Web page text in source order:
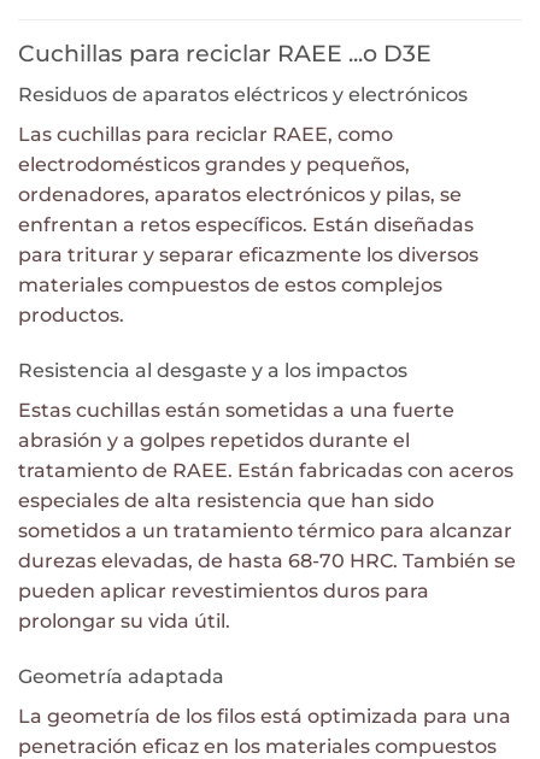
Cuchillas para reciclar RAEE ...o D3E
Residuos de aparatos eléctricos y electrónicos
Las cuchillas para reciclar RAEE, como
electrodomésticos grandes y pequeños,
ordenadores, aparatos electrónicos y pilas, se
enfrentan a retos específicos. Están diseñadas
para triturar y separar eficazmente los diversos
materiales compuestos de estos complejos
productos.
Resistencia al desgaste y a los impactos
Estas cuchillas están sometidas a una fuerte
abrasión y a golpes repetidos durante el
tratamiento de RAEE. Están fabricadas con aceros
especiales de alta resistencia que han sido
sometidos a un tratamiento térmico para alcanzar
durezas elevadas, de hasta 68-70 HRC. También se
pueden aplicar revestimientos duros para
prolongar su vida útil.
Geometría adaptada
La geometría de los filos está optimizada para una
penetración eficaz en los materiales compuestos